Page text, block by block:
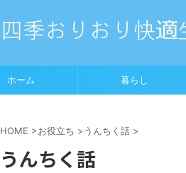
ホーム 暮らし
HOME >お役立ち >うんちく話 >
うんちく話